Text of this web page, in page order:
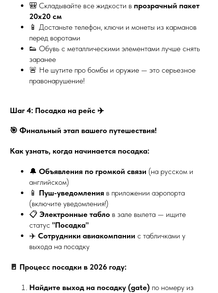
🎒 Складывайте все жидкости в прозрачный пакет
20х20 см
📱 Достаньте телефон, ключи и монеты из карманов
перед воротами
👟 Обувь с металлическими элементами лучше снять
заранее
🚨 Не шутите про бомбы и оружие — это серьезное
правонарушение!
Шаг 4: Посадка на рейс ✈️
🎯 Финальный этап вашего путешествия!
Как узнать, когда начинается посадка:
🔔 Объявления по громкой связи (на русском и
английском)
📱 Пуш-уведомления в приложении аэропорта
(включите уведомления!)
📋 Электронные табло в зале вылета — ищите
статус "Посадка"
✈️ Сотрудники авиакомпании с табличками у
выхода на посадку
🚪 Процесс посадки в 2026 году:
Найдите выход на посадку (gate) по номеру из